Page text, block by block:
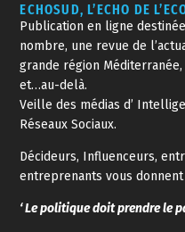
ECHOSUD, L’ECHO DE
Publication en ligne
nombre, une revue de
grande région Méditerranée,
et…au-delà.
Veille des médias d’
Réseaux Sociaux.
Décideurs, Influenceurs,
entreprenants vous
‘ Le politique doit prendre le